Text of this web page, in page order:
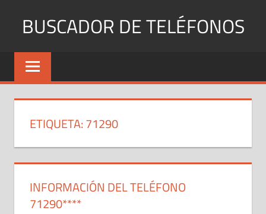
BUSCADOR DE TELÉFONOS
Identifica
Números
y
ETIQUETA:71290
INFORMACIÓN DEL TELÉFONO
71290****